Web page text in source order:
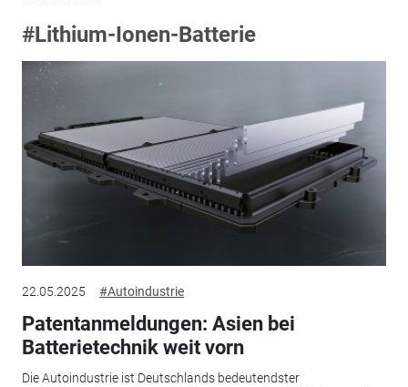
#Lithium-Ionen-Batterie
22.05.2025 #Autoindustrie
Patentanmeldungen: Asien bei
Batterietechnik weit vorn
Die Autoindustrie ist Deutschlands bedeutendster